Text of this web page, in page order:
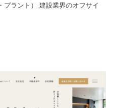
プラント） 建設業界のオフサイ